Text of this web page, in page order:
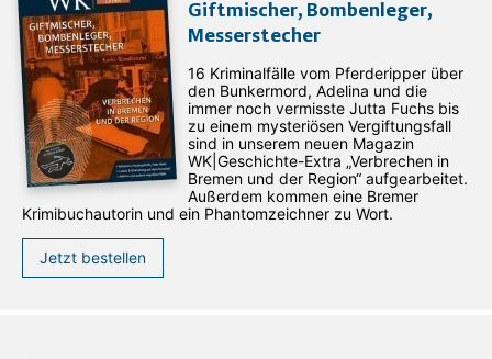
Giftmischer, Bombenleger,
Messerstecher
16 Kriminalfälle vom Pferderipper über
den Bunkermord, Adelina und die
immer noch vermisste Jutta Fuchs bis
zu einem mysteriösen Vergiftungsfall
sind in unserem neuen Magazin
WK|Geschichte-Extra „Verbrechen in
Bremen und der Region“ aufgearbeitet.
Außerdem kommen eine Bremer
Krimibuchautorin und ein Phantomzeichner zu Wort.
Jetzt bestellen